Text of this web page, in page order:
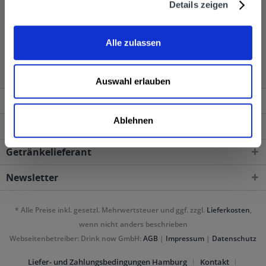
Details zeigen
Alle zulassen
Auswahl erlauben
Ablehnen
Aperol wird in den folgenden Regionen, Städten,
Service Hotline
Getränkelieferant
Newsletter
* Alle Preise inkl. gesetzl. Mehrwertsteuer und ggf. zzgl. Lieferkosten,
wenn nicht anders beschrieben
Webseitenbetreiber: Drink now GmbH: AGB | Impressum | Datenschutz
Liefer- und Zahlungsbedingungen Hamburg Kontakt